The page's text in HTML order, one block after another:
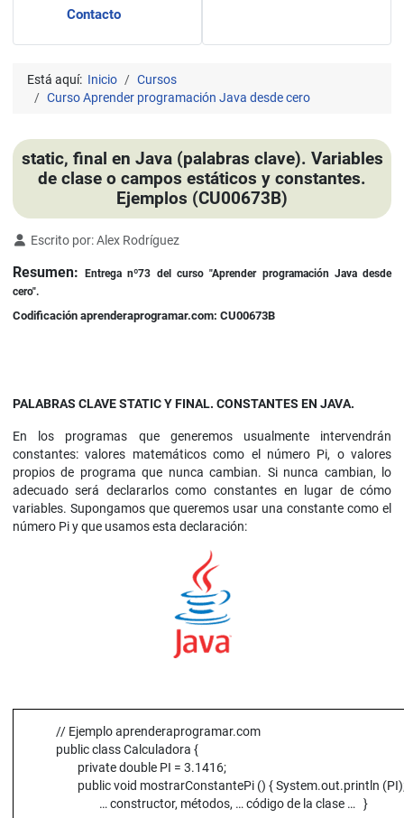
Contacto
Está aquí: Inicio
Cursos
Curso Aprender programación Java desde cero
static, final en Java (palabras clave). Variables
de clase o campos estáticos y constantes.
Ejemplos (CU00673B)
Detalles
Escrito por:Alex Rodríguez
Resumen:
Entrega nº73 del curso "Aprender programación Java desde
cero".
Codificación aprenderaprogramar.com: CU00673B
PALABRAS CLAVE STATIC Y FINAL. CONSTANTES EN JAVA.
En los programas que generemos usualmente intervendrán
constantes: valores matemáticos como el número Pi, o valores
propios de programa que nunca cambian. Si nunca cambian, lo
adecuado será declararlos como constantes en lugar de cómo
variables. Supongamos que queremos usar una constante como el
número Pi y que usamos esta declaración:
// Ejemplo aprenderaprogramar.com
public class Calculadora {
private double PI = 3.1416;
public void mostrarConstantePi () { System.out.println
… constructor, métodos, … código de la clase … }